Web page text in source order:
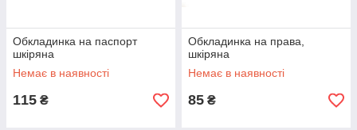
Обкладинка на паспорт
шкіряна
Немає в наявності
115 ₴
Обкладинка на права,
шкіряна
Немає в наявності
85 ₴